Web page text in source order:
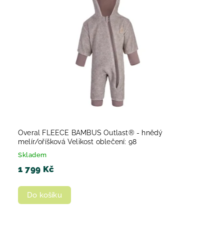
Overal FLEECE BAMBUS Outlast® - hnědý
melír/oříšková Velikost oblečení: 98
Skladem
1 799 Kč
Do košíku